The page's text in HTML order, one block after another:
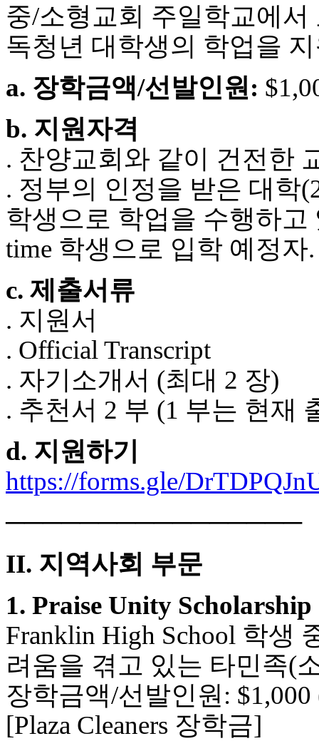
중/소형교회 주일학교에
독청년 대학생의 학업을
a. 장학금액/선발인원:
b. 지원자격
. 찬양교회와 같이 건전한
. 정부의 인정을 받은 대학
학생으로 학업을 수행하고
time 학생으로 입학 예정자.
c. 제출서류
. 지원서
. Official Transcript
. 자기소개서 (최대 2 장)
. 추천서 2 부 (1 부는 현재
d. 지원하기
https://forms.gle/
────────────────
II. 지역사회 부문
1. Praise Unity Scholarship
Franklin High School 학생
려움을 겪고 있는 타민족(
장학금액/선발인원: $1,000
[Plaza Cleaners 장학금]